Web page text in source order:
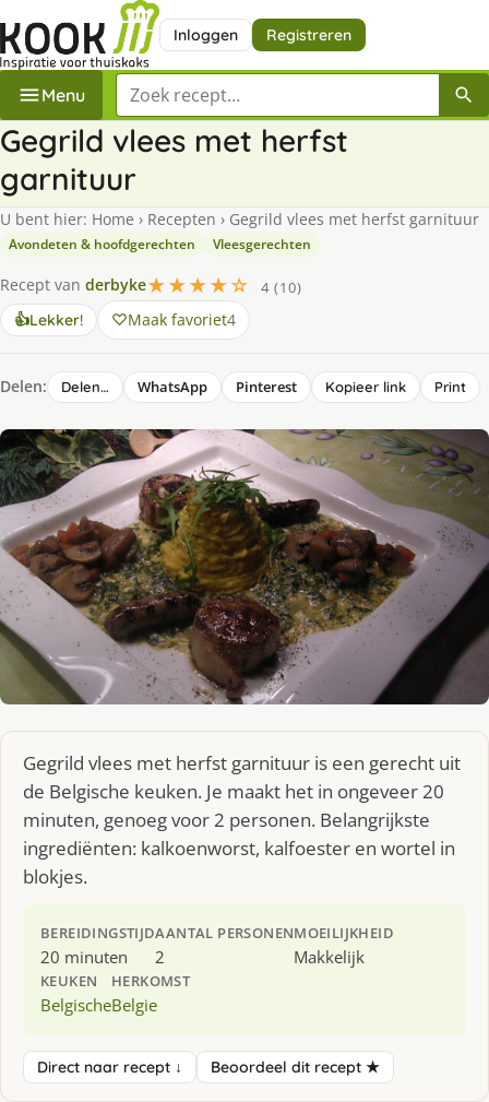
Inloggen Registreren
Menu Zoek een recept
Gegrild vlees met herfst
garnituur
U bent hier: Home › Recepten › Gegrild vlees met herfst garnituur
Avondeten & hoofdgerechten Vleesgerechten
Recept van derbyke★★★★☆
4 (10)
👍Lekker! Maak favoriet4
Delen: Delen… WhatsApp Pinterest Kopieer link Print
Gegrild vlees met herfst garnituur is een gerecht uit
de Belgische keuken. Je maakt het in ongeveer 20
minuten, genoeg voor 2 personen. Belangrijkste
ingrediënten: kalkoenworst, kalfoester en wortel in
blokjes.
BEREIDINGSTIJD
20 minuten
AANTAL PERSONEN
2
MOEILIJKHEID
Makkelijk
KEUKEN
Belgische
HERKOMST
Belgie
Direct naar recept ↓ Beoordeel dit recept ★